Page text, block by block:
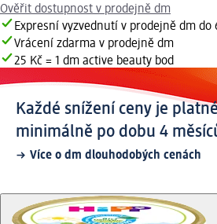
Ověřit dostupnost v prodejně dm
Expresní vyzvednutí v prodejně dm do
Vrácení zdarma v prodejně dm
25 Kč = 1 dm active beauty bod
Každé snížení ceny je
minimálně po dobu 4
Více o dm dlouhodobých cenách